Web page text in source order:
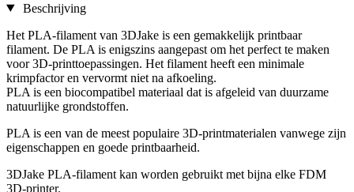
Beschrijving
Het PLA-filament van 3DJake is een gemakkelijk printbaar
filament. De PLA is enigszins aangepast om het perfect te maken
voor 3D-printtoepassingen. Het filament heeft een minimale
krimpfactor en vervormt niet na afkoeling.
PLA is een biocompatibel materiaal dat is afgeleid van duurzame
natuurlijke grondstoffen.
PLA is een van de meest populaire 3D-printmaterialen vanwege zijn
eigenschappen en goede printbaarheid.
3DJake PLA-filament kan worden gebruikt met bijna elke FDM
3D-printer.